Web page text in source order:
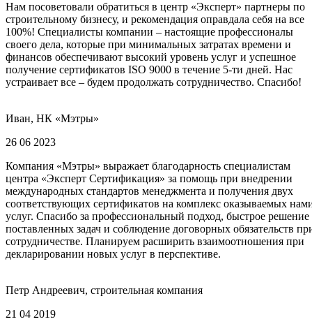
Нам посоветовали обратиться в центр «Эксперт» партнеры по
строительному бизнесу, и рекомендация оправдала себя на все
100%! Специалисты компании – настоящие профессионалы
своего дела, которые при минимальных затратах времени и
финансов обеспечивают высокий уровень услуг и успешное
получение сертификатов ISO 9000 в течение 5-ти дней. Нас
устраивает все – будем продолжать сотрудничество. Спасибо!
Иван, НК «Мэтры»
26 06 2023
Компания «Мэтры» выражает благодарность специалистам
центра «Эксперт Сертификация» за помощь при внедрении
международных стандартов менеджмента и получения двух
соответствующих сертификатов на комплекс оказываемых
услуг. Спасибо за профессиональный подход, быстрое решение
поставленных задач и соблюдение договорных обязательств
сотрудничестве. Планируем расширить взаимоотношения при
декларировании новых услуг в перспективе.
Петр Андреевич, строительная компания
21 04 2019